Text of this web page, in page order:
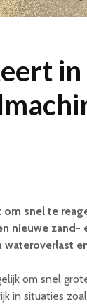
snel te
nieuwe
om snel
in situaties